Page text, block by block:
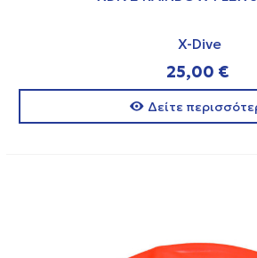
X-Dive
25,00 €
Δείτε